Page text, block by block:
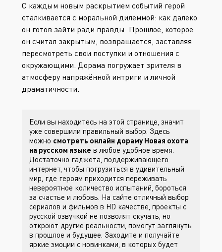
С каждым новым раскрытием событий герой
сталкивается с моральной дилеммой: как далеко
он готов зайти ради правды. Прошлое, которое
он считал закрытым, возвращается, заставляя
пересмотреть свои поступки и отношения с
окружающими. Дорама погружает зрителя в
атмосферу напряжённой интриги и личной
драматичности.
Если вы находитесь на этой странице, значит
уже совершили правильный выбор. Здесь
можно смотреть онлайн дораму Новая охота
на русском языке в любое удобное время.
Достаточно гаджета, поддерживающего
интернет, чтобы погрузиться в удивительный
мир, где героям приходится переживать
невероятное количество испытаний, бороться
за счастье и любовь. На сайте отличный выбор
сериалов и фильмов в HD качестве, проекты с
русской озвучкой не позволят скучать, но
откроют другие реальности, помогут заглянуть
в прошлое и будущее. Заходите и получайте
яркие эмоции с новинками, в которых будет